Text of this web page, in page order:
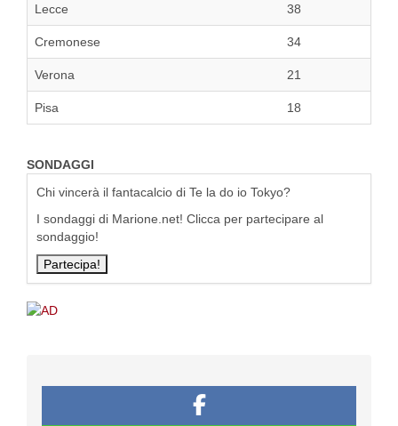
Lecce 38
Cremonese 34
Verona 21
Pisa 18
SONDAGGI
Chi vincerà il fantacalcio di Te la do io Tokyo?
I sondaggi di Marione.net! Clicca per partecipare al
sondaggio!